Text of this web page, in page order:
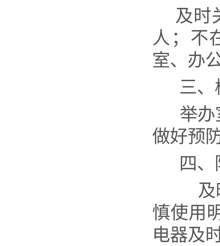
及时
人；不
室、办
三、
举办
做好预
四、
慎使用
电器及